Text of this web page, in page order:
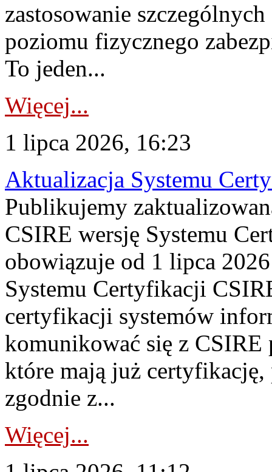
zastosowanie
poziomu fizycznego
To jeden...
Więcej...
1 lipca 2026, 16:23
Aktualizacja Systemu
Publikujemy
CSIRE wersję Systemu
obowiązuje od 1 lipca
Systemu Certyfikacji
certyfikacji systemów
komunikować się z
które mają już
zgodnie z...
Więcej...